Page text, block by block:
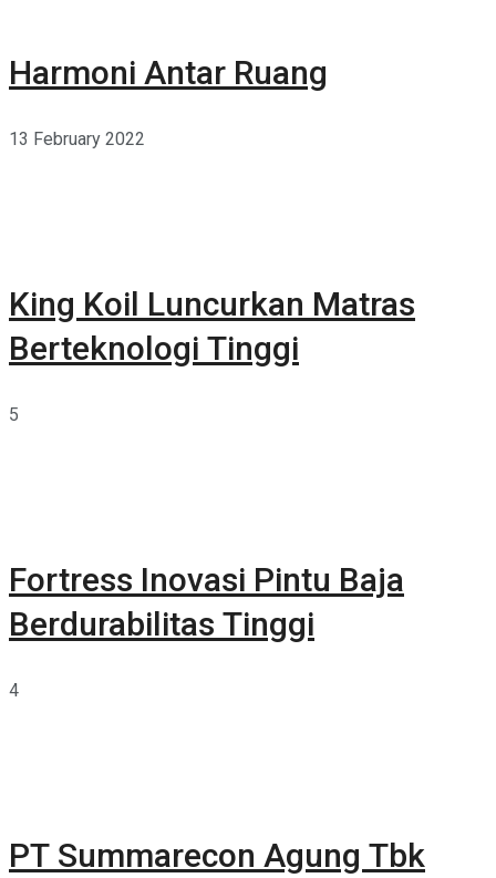
Harmoni Antar Ruang
13 February 2022
King Koil Luncurkan Matras
Berteknologi Tinggi
5
Fortress Inovasi Pintu Baja
Berdurabilitas Tinggi
4
PT Summarecon Agung Tbk